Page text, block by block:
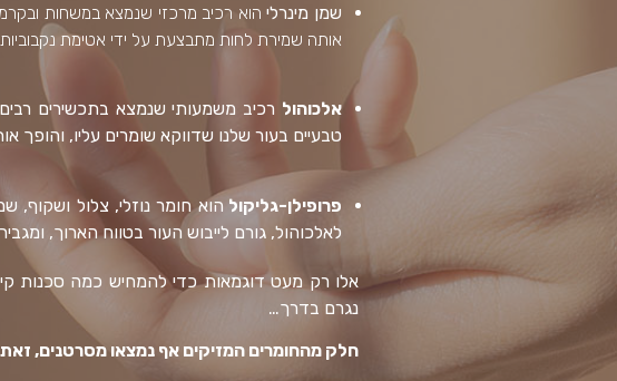
שמן מינרלי הוא רכיב מרכזי שנמצא במשחות
אותה שמירת לחות מתבצעת על ידי אטימת
אלכוהול רכיב משמעותי שנמצא בתכשירים
טבעיים בעור שלנו שדווקא שומרים עליו, והופך
פרופילן-גליקול הוא חומר נוזלי, צלול ושקוף,
לאלכוהול, גורם לייבוש העור בטווח הארוך,
אלו רק מעט דוגמאות כדי להמחיש כמה סכנות
נגרם בדרך…
חלק מהחומרים המזיקים אף נמצאו מסרטנים, זאת